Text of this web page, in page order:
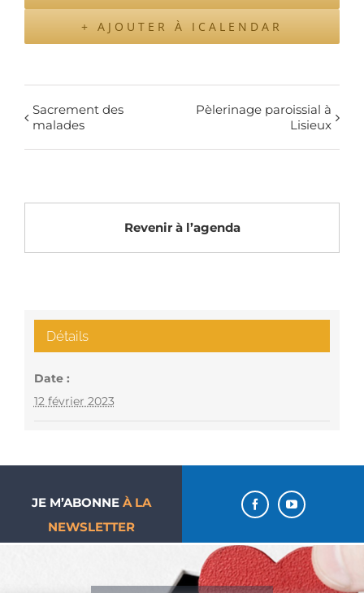
+ AJOUTER À ICALENDAR
Sacrement des
malades
Pèlerinage paroissial à
Lisieux
Revenir à l’agenda
Détails
Date :
12 février 2023
JE M’ABONNE À LA
NEWSLETTER